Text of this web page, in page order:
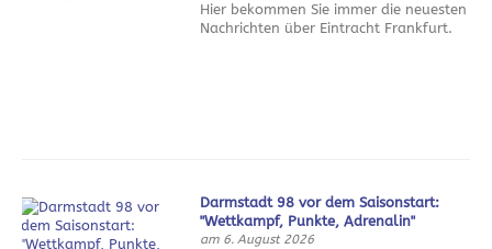
Hier bekommen Sie immer die neuesten
Nachrichten über Eintracht Frankfurt.
Darmstadt 98 vor dem Saisonstart:
"Wettkampf, Punkte, Adrenalin"
am 6. August 2026